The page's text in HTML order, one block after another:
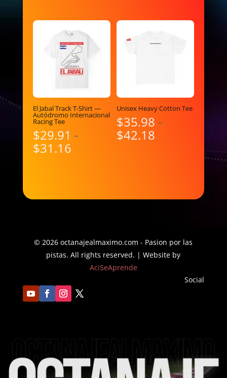
El Jabal Track T-Shirt —
Autódromo Internacional
Racing Tee
$29.91 -
$31.16Rango
$29.91
Unisex Heavy Cotton Tee
$35.98 -
$42.18
hasta
© 2026 octanajealmaximo.com - Pasion por las
pistas. All rights reserved. | Website by
AciSeAprende
Social